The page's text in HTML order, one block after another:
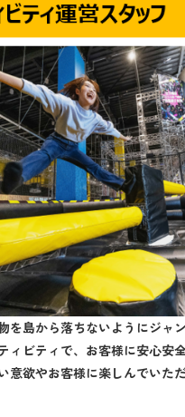
を島から落ちないようにジャ
ィビティで、お客様に安心安
意欲やお客様に楽しんでいた